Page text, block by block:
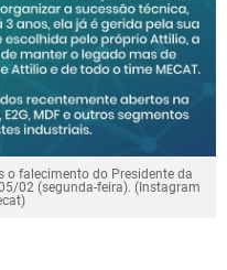
o falecimento do Presidente da
02 (segunda-feira). (Instagram